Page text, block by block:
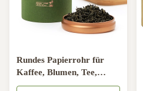
Rundes Papierrohr für
Kaffee, Blumen, Tee,
Lebensmittelverpackungen,